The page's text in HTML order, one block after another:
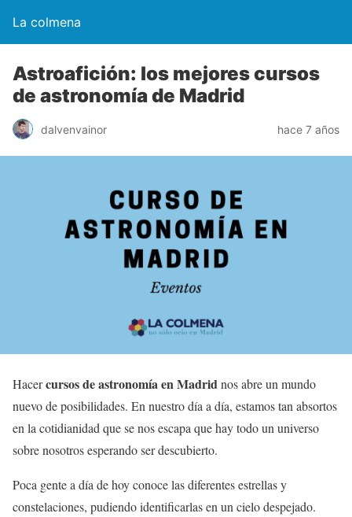
La colmena
Astroafición: los mejores cursos
de astronomía de Madrid
dalvenvainor hace 7 años
Hacercursos de astronomía en Madridnos abre un mundo
nuevo de posibilidades. En nuestro día a día, estamos tan absortos
en la cotidianidad que se nos escapa que hay todo un universo
sobre nosotros esperando ser descubierto.
Poca gente a día de hoy conoce las diferentes estrellas y
constelaciones, pudiendo identificarlas en un cielo despejado.